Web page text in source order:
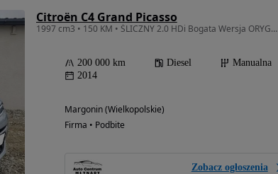
Citroën C4 Grand Picasso
1997 cm3 • 150 KM • ŚLICZNY 2.0 HDi Bogata Wersja ORYGINAŁ Zadbany SERWIS Wyjątkowy 2015r
200 000 km Diesel
Manualna
2014
Margonin (Wielkopolskie)
Firma • Podbite
Zobacz ogłoszenia